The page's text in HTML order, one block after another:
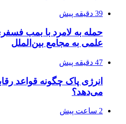
39 دقیقه پیش
حمله به لامرد با بمب
علمی به مجامع بین‌الملل
47 دقیقه پیش
انرژی پاک چگونه قواعد
می‌دهد؟
2 ساعت پیش